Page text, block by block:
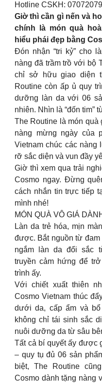
Hotline CSKH:
Giờ thì cần gì nến và
chính là món quà
hiểu phái đẹp bằng
Đón nhận “tri kỷ” cho
nàng đã trầm trồ với bộ
chỉ sở hữu giao diện
Routine còn ấp ủ quy
dưỡng làn da với 06
nhiên. Nhìn là “đốn tim”
The Routine là món quà
nàng mừng ngày của
Vietnam chúc các nàng
rỡ sắc diện và vun đầy
Giờ thì xem qua trải
Cosmo ngay. Đừng
cách nhắn tin trực tiếp
mình nhé!
MÓN QUÀ VÔ GIÁ
Làn da trẻ hóa, mịn
được. Bắt nguồn từ đam
ngắm làn da đổi sắc
truyền cảm hứng để
trình ấy.
Với chiết xuất thiên
Cosmo Vietnam thúc
dưới da, cấp ẩm và
không chỉ tái sinh sắc
nuôi dưỡng da từ sâu
Tất cả bí quyết ấy được
– quy tụ đủ 06 sản
biệt, The Routine
Cosmo dành tặng nàng